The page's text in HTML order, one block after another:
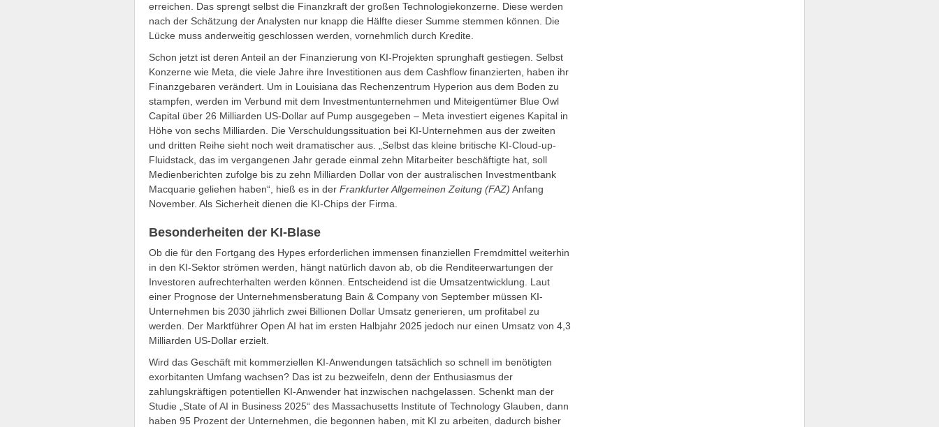
erreichen. Das sprengt selbst die Finanzkraft der großen Technologiekonzerne. Diese werden
nach der Schätzung der Analysten nur knapp die Hälfte dieser Summe stemmen können. Die
Lücke muss anderweitig geschlossen werden, vornehmlich durch Kredite.
Schon jetzt ist deren Anteil an der Finanzierung von KI-Projekten sprunghaft gestiegen. Selbst
Konzerne wie Meta, die viele Jahre ihre Investitionen aus dem Cashflow finanzierten, haben ihr
Finanzgebaren verändert. Um in Louisiana das Rechenzentrum Hyperion aus dem Boden zu
stampfen, werden im Verbund mit dem Investmentunternehmen und Miteigentümer Blue Owl
Capital über 26 Milliarden US-Dollar auf Pump ausgegeben – Meta investiert eigenes Kapital in
Höhe von sechs Milliarden. Die Verschuldungssituation bei KI-Unternehmen aus der zweiten
und dritten Reihe sieht noch weit dramatischer aus. „Selbst das kleine britische KI-Cloud-up-
Fluidstack, das im vergangenen Jahr gerade einmal zehn Mitarbeiter beschäftigte hat, soll
Medienberichten zufolge bis zu zehn Milliarden Dollar von der australischen Investmentbank
Macquarie geliehen haben“, hieß es in der Frankfurter Allgemeinen Zeitung (FAZ) Anfang
November. Als Sicherheit dienen die KI-Chips der Firma.
Besonderheiten der KI-Blase
Ob die für den Fortgang des Hypes erforderlichen immensen finanziellen Fremdmittel weiterhin
in den KI-Sektor strömen werden, hängt natürlich davon ab, ob die Renditeerwartungen der
Investoren aufrechterhalten werden können. Entscheidend ist die Umsatzentwicklung. Laut
einer Prognose der Unternehmensberatung Bain & Company von September müssen KI-
Unternehmen bis 2030 jährlich zwei Billionen Dollar Umsatz generieren, um profitabel zu
werden. Der Marktführer Open AI hat im ersten Halbjahr 2025 jedoch nur einen Umsatz von 4,3
Milliarden US-Dollar erzielt.
Wird das Geschäft mit kommerziellen KI-Anwendungen tatsächlich so schnell im benötigten
exorbitanten Umfang wachsen? Das ist zu bezweifeln, denn der Enthusiasmus der
zahlungskräftigen potentiellen KI-Anwender hat inzwischen nachgelassen. Schenkt man der
Studie „State of AI in Business 2025“ des Massachusetts Institute of Technology Glauben, dann
haben 95 Prozent der Unternehmen, die begonnen haben, mit KI zu arbeiten, dadurch bisher